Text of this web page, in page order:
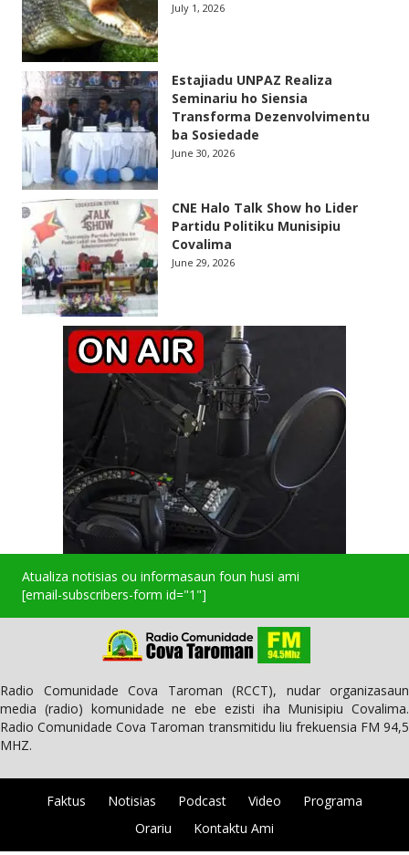
July 1, 2026
Estajiadu UNPAZ Realiza
Seminariu ho Siensia
Transforma Dezenvolvimentu
ba Sosiedade
June 30, 2026
CNE Halo Talk Show ho Lider
Partidu Politiku Munisipiu
Covalima
June 29, 2026
Atualiza notisias ou informasaun foun husi ami
[email-subscribers-form id="1"]
Radio Comunidade Cova Taroman (RCCT), nudar organizasaun
media (radio) komunidade ne ebe ezisti iha Munisipiu Covalima.
Radio Comunidade Cova Taroman transmitidu liu frekuensia FM 94,5
MHZ.
Faktus Notisias Podcast Video
Programa
Orariu
Kontaktu Ami